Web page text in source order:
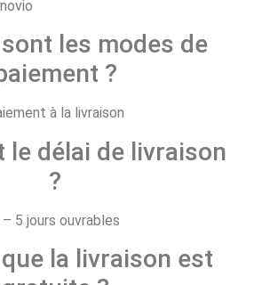
les modes de
?
à la livraison
le délai de livraison
?
– 5 jours ouvrables
la livraison est